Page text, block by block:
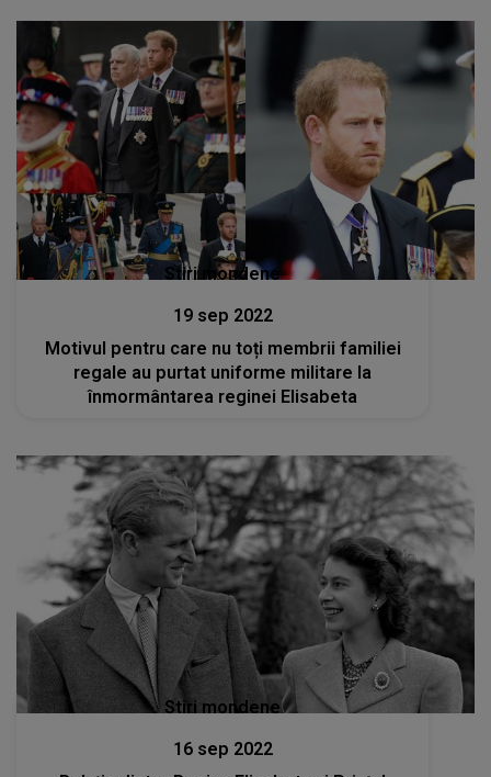
Stiri mondene
19 sep 2022
Motivul pentru care nu toți membrii familiei
regale au purtat uniforme militare la
înmormântarea reginei Elisabeta
Stiri mondene
16 sep 2022